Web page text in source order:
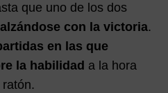
que uno de los dos
alzándose con la victoria.
en las que
la habilidad a la hora